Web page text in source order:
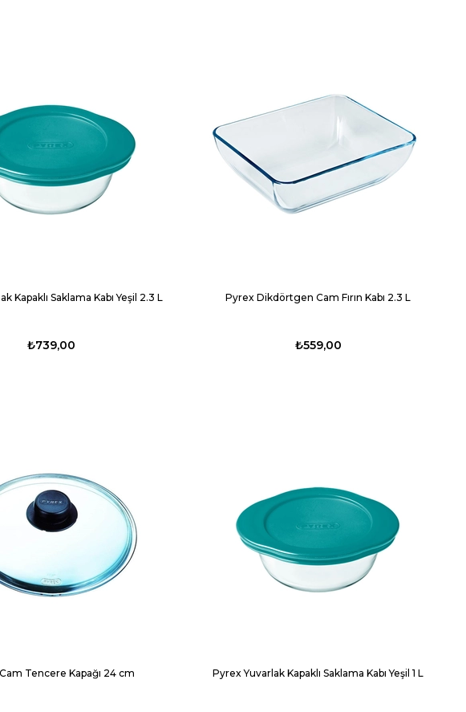
Kapaklı Saklama Kabı Yeşil 2.3 L
₺739,00
Pyrex Dikdörtgen Cam Fırın Kabı 2.3 L
₺559,00
Tencere Kapağı 24 cm Pyrex Yuvarlak Kapaklı Saklama Kabı Yeşil 1 L